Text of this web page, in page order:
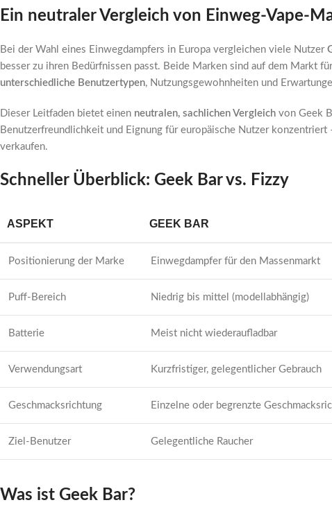
Ein neutraler Vergleich von Einweg-Vape-
Bei der Wahl eines Einwegdampfers in Europa vergleichen viele Nutzer
besser zu ihren Bedürfnissen passt. Beide Marken sind auf dem Markt
unterschiedliche Benutzertypen, Nutzungsgewohnheiten und
Dieser Leitfaden bietet einen neutralen, sachlichen Vergleich von Geek
Benutzerfreundlichkeit und Eignung für europäische Nutzer
verkaufen.
Schneller Überblick: Geek Bar vs. Fizzy
ASPEKT GEEK BAR
Positionierung der Marke Einwegdampfer für den Massenmarkt
Puff-Bereich Niedrig bis mittel (modellabhängig)
Batterie Meist nicht wiederaufladbar
Verwendungsart Kurzfristiger, gelegentlicher Gebrauch
Geschmacksrichtung Einzelne oder begrenzte
Ziel-Benutzer Gelegentliche Raucher
Was ist Geek Bar?